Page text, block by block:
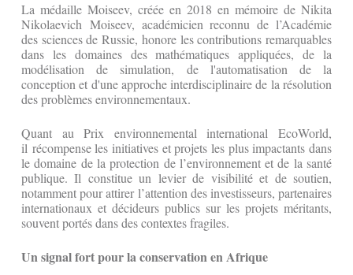
La médaille Moiseev, créée en 2018 en mémoire de Nikita
Nikolaevich Moiseev, académicien reconnu de l’Académie
des sciences de Russie, honore les contributions remarquables
dans les domaines des mathématiques appliquées, de la
modélisation de simulation, de l'automatisation de la
conception et d'une approche interdisciplinaire de la résolution
des problèmes environnementaux.
Quant au Prix environnemental international EcoWorld,
il récompense les initiatives et projets les plus impactants dans
le domaine de la protection de l’environnement et de la santé
publique. Il constitue un levier de visibilité et de soutien,
notamment pour attirer l’attention des investisseurs, partenaires
internationaux et décideurs publics sur les projets méritants,
souvent portés dans des contextes fragiles.
Un signal fort pour la conservation en Afrique